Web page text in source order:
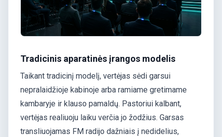
Tradicinis aparatinės įrangos modelis
Taikant tradicinį modelį, vertėjas sėdi garsui
nepralaidžioje kabinoje arba ramiame gretimame
kambaryje ir klauso pamaldų. Pastoriui kalbant,
vertėjas realiuoju laiku verčia jo žodžius. Garsas
transliuojamas FM radijo dažniais į nedidelius,